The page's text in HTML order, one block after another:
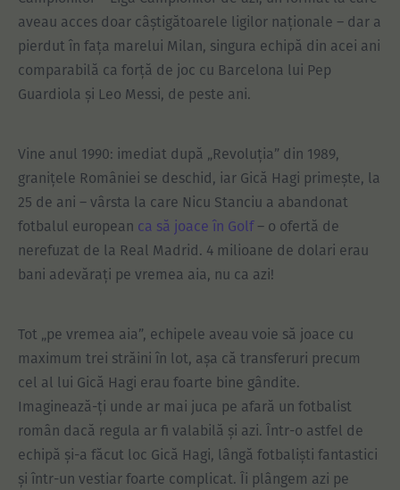
aveau acces doar câștigătoarele ligilor naționale – dar a
pierdut în fața marelui Milan, singura echipă din acei ani
comparabilă ca forță de joc cu Barcelona lui Pep
Guardiola și Leo Messi, de peste ani.
Vine anul 1990: imediat după „Revoluția” din 1989,
granițele României se deschid, iar Gică Hagi primește, la
25 de ani – vârsta la care Nicu Stanciu a abandonat
fotbalul european ca să joace în Golf– o ofertă de
nerefuzat de la Real Madrid. 4 milioane de dolari erau
bani adevărați pe vremea aia, nu ca azi!
Tot „pe vremea aia”, echipele aveau voie să joace cu
maximum trei străini în lot, așa că transferuri precum
cel al lui Gică Hagi erau foarte bine gândite.
Imaginează-ți unde ar mai juca pe afară un fotbalist
român dacă regula ar fi valabilă și azi. Într-o astfel de
echipă și-a făcut loc Gică Hagi, lângă fotbaliști fantastici
și într-un vestiar foarte complicat. Îi plângem azi pe